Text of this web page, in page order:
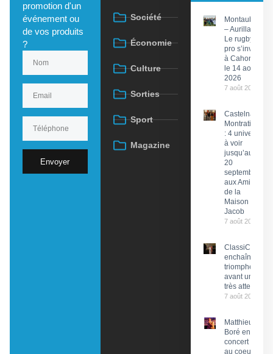
promotion d'un
événement ou
de vos produits
?
Envoyer
Société
Économie
Culture
Sorties
Sport
Magazine
Montauban
– Aurillac :
Le rugby
pro s’invite
à Cahors
le 14 août
2026
7 août 2026
Castelnau-
Montratier
: 4 univers
à voir
jusqu’au
20
septembre
aux Amis
de la
Maison
Jacob
7 août 2026
ClassiCahors
enchaîne les
triomphes
avant un final
très attendu
7 août 2026
Matthieu
Boré en
concert
au coeur